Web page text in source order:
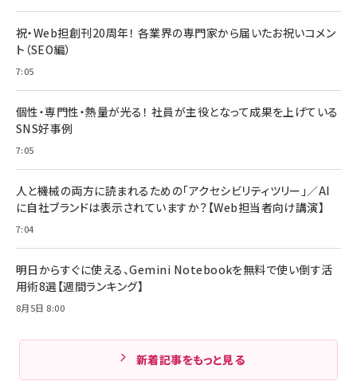
祝・Web担創刊20周年！ 各業界の専門家から届いたお祝いコメン
ト（SEO編）
7:05
個性・専門性・熱量が光る！ 社員が主役となって成果を上げている
SNS好事例
7:05
人と機械の両方に読まれるための「アクセシビリティツリー」／AI
に自社ブランドは表示されていますか？【Web担当者向け講演】
7:04
明日からすぐに使える、Gemini Notebookを無料で使い倒す活
用術8選【週間ランキング】
8月5日 8:00
新着記事をもっと見る